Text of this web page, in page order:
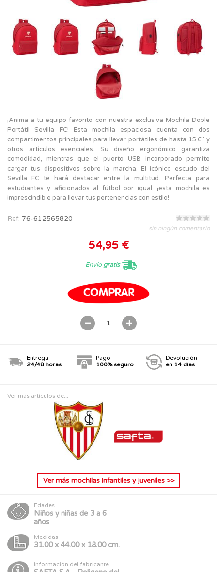
¡Anima a tu equipo favorito con nuestra exclusiva Mochila Doble
Portátil Sevilla FC! Esta mochila espaciosa cuenta con dos
compartimentos principales para llevar portátiles de hasta 15,6" y
otros artículos esenciales. Su diseño ergonómico garantiza
comodidad, mientras que el puerto USB incorporado permite
cargar tus dispositivos sobre la marcha. El icónico escudo del
Sevilla FC te hará destacar entre la multitud. Perfecta para
estudiantes y aficionados al fútbol por igual, ¡esta mochila es
imprescindible para llevar tus pertenencias con estilo!
Ref. 76-612565820
sin ningún comentario
54,95 €
Envíogratis
Entrega
24/48 horas
Pago
100% seguro
Devolución
en 14 días
Ver más artículos de...
Ver más mochilas infantiles y juveniles>>
Edades
Niños y niñas de 3 a 6
años
Medidas
31.00 x 44.00 x 18.00 cm.
Información del fabricante